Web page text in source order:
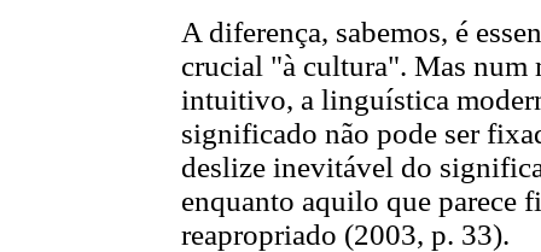
A diferença, sabemos, é
crucial "à cultura". Mas num
intuitivo, a linguística
significado não pode ser
deslize inevitável do
enquanto aquilo que parece
reapropriado (2003, p. 33).